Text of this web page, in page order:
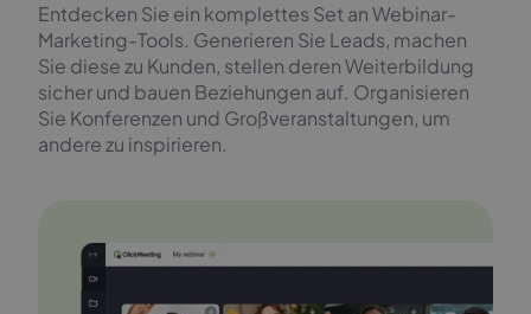
Entdecken Sie ein komplettes Set an Webinar-
Marketing-Tools. Generieren Sie Leads, machen
Sie diese zu Kunden, stellen deren Weiterbildung
sicher und bauen Beziehungen auf. Organisieren
Sie Konferenzen und Großveranstaltungen, um
andere zu inspirieren.